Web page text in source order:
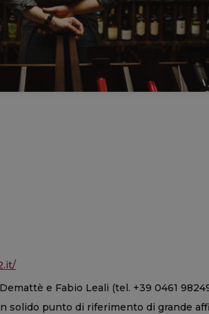
e Fabio Leali (tel. +39 0461
solido punto di riferimento di grande